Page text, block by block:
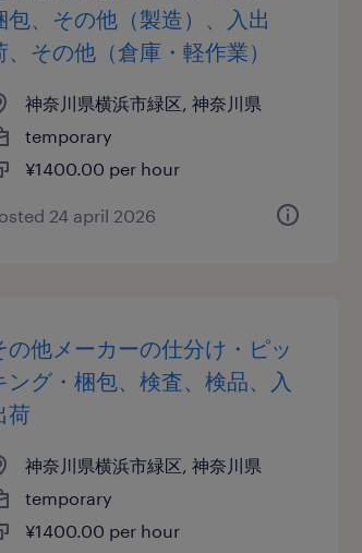
包、その他（製造）、入出
、その他（倉庫・軽作業）
神奈川県横浜市緑区, 神奈川県
temporary
¥1400.00 per hour
24 april 2026
の他メーカーの仕分け・ピッ
ング・梱包、検査、検品、入
荷
神奈川県横浜市緑区, 神奈川県
temporary
¥1400.00 per hour